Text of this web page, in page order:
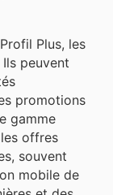
Plus, les
peuvent
promotions
gamme
offres
souvent
mobile de